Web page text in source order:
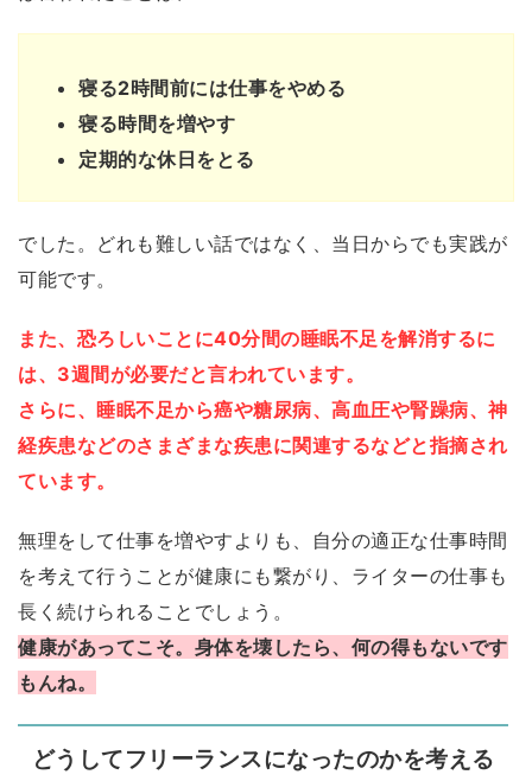
寝る2時間前には仕事をやめる
寝る時間を増やす
定期的な休日をとる
でした。どれも難しい話ではなく、当日からでも実践が
可能です。
また、恐ろしいことに40分間の睡眠不足を解消するに
は、3週間が必要だと言われています。
さらに、睡眠不足から癌や糖尿病、高血圧や腎躁病、神
経疾患などのさまざまな疾患に関連するなどと指摘され
ています。
無理をして仕事を増やすよりも、自分の適正な仕事時間
を考えて行うことが健康にも繋がり、ライターの仕事も
長く続けられることでしょう。
健康があってこそ。身体を壊したら、何の得もないです
もんね。
どうしてフリーランスになったのかを考える